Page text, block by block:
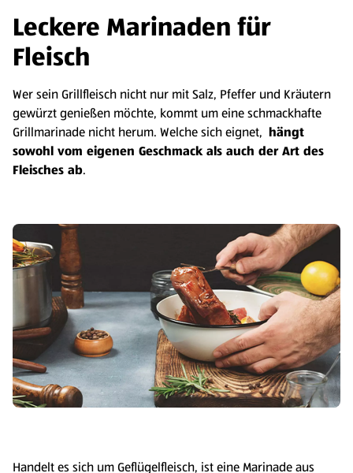
Leckere Marinaden für
Fleisch
Wer sein Grillfleisch nicht nur mit Salz, Pfeffer und Kräutern
gewürzt genießen möchte, kommt um eine schmackhafte
Grillmarinade nicht herum. Welche sich eignet, hängt
sowohl vom eigenen Geschmack als auch der Art des
Fleisches ab.
Handelt es sich um Geflügelfleisch, ist eine Marinade aus